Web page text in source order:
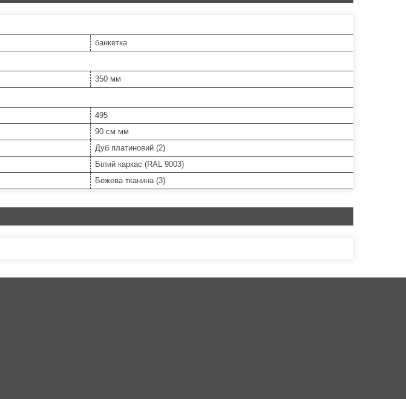
банкетка
350 мм
495
90 см мм
Дуб платиновий (2)
Білий каркас (RAL 9003)
Бежева тканина (3)